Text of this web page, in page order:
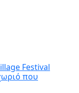
Festival
που